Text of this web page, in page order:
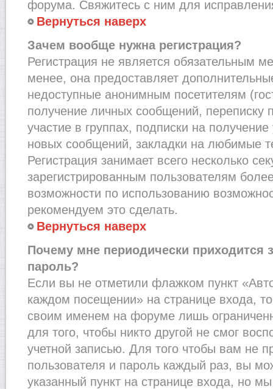
форума. Свяжитесь с ним для
Вернуться наверх
Зачем вообще нужна регистрация?
Регистрация не является обязательным
менее, она предоставляет
недоступные анонимным посетителям
получение личных сообщений, переписку
участие в группах, подписки на
новых сообщений, закладки на любимые
Регистрация занимает всего несколько
зарегистрированным пользователям
возможности по использованию
рекомендуем это сделать.
Вернуться наверх
Почему мне периодически приходится
пароль?
Если вы не отметили флажком пункт
каждом посещении» на странице входа,
своим именем на форуме лишь
для того, чтобы никто другой не смог
учетной записью. Для того чтобы вам не
пользователя и пароль каждый раз, вы
указанный пункт на странице входа, но